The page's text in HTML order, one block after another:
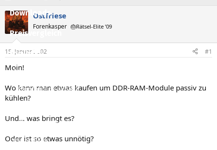
Downloads
Preisvergleich
Forum
Aktuelles
Empfohlene Inhalte
Neueste Aktivitäten
Leserartikel
s
t
e
e
r
s
e
t
Ostfriese
Forenkasper 🎂Rätsel-Elite ’09
15. Januar 2002 #1
Moin!
Wo kann man etwas kaufen um DDR-RAM-Module passiv zu
kühlen?
Und... was bringt es?
Oder ist so etwas unnötig?